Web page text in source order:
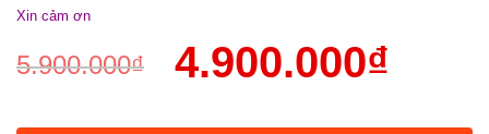
Xin cảm ơn
5.900.000₫ 4.900.000₫